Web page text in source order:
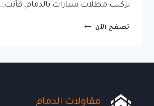
تركيب مظلات سيارات بالدمام، فأنت…
تصفح الآن تركيب
لحماية